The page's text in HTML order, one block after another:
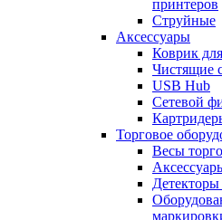
принтеров
Струйные
Аксессуары
Коврик
Чистящие
USB Hub
Сетевой
Торговое
Весы